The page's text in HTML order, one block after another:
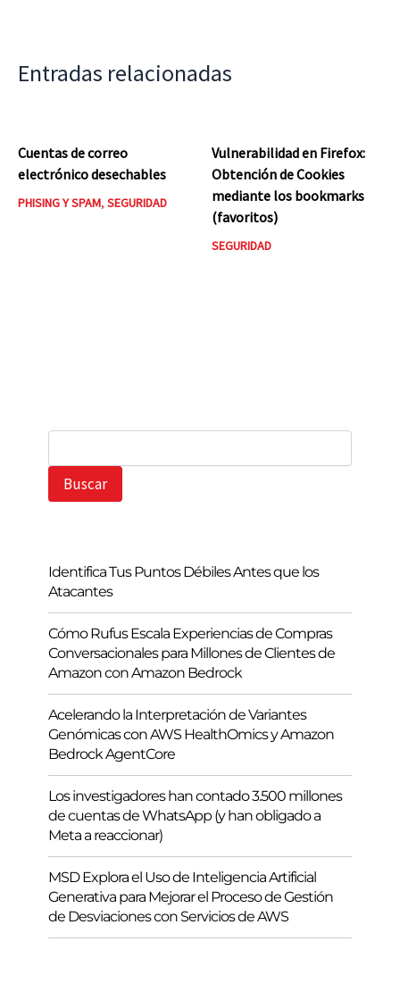
Entradas relacionadas
Cuentas de correo
electrónico desechables
PHISING Y SPAM, SEGURIDAD
Vulnerabilidad en Firefox:
Obtención de Cookies
mediante los bookmarks
(favoritos)
SEGURIDAD
B
s
Buscar
Identifica Tus Puntos Débiles Antes que los
Atacantes
Cómo Rufus Escala Experiencias de Compras
Conversacionales para Millones de Clientes de
Amazon con Amazon Bedrock
Acelerando la Interpretación de Variantes
Genómicas con AWS HealthOmics y Amazon
Bedrock AgentCore
Los investigadores han contado 3.500 millones
de cuentas de WhatsApp (y han obligado a
Meta a reaccionar)
MSD Explora el Uso de Inteligencia Artificial
Generativa para Mejorar el Proceso de Gestión
de Desviaciones con Servicios de AWS